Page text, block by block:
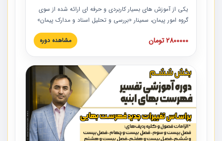
یکی از آموزش‏‏‏‏‏‏ های بسیار کاربردی و حرفه‏ ای ارائه شده از سوی
گروه امور پیمان، سمینار «بررسی و تحلیل اسناد و مدارک پیمان»
است که در دانشگاه صنعتی شریف ارائه شد. در این آموزش
نکات کلیدی مربوط به اسناد و مدارک پیمان، اولویت بندی اسناد
پیمان به همراه تجربیات عملی در این خصوص ارائه شده است.
2800000 تومان مشاهده دوره